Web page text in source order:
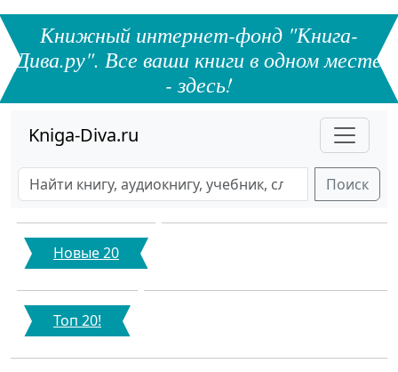
Книжный интернет-фонд "Книга-
Дива.ру". Все ваши книги в одном месте
- здесь!
Kniga-Diva.ru
Поиск
Новые 20
Топ 20!